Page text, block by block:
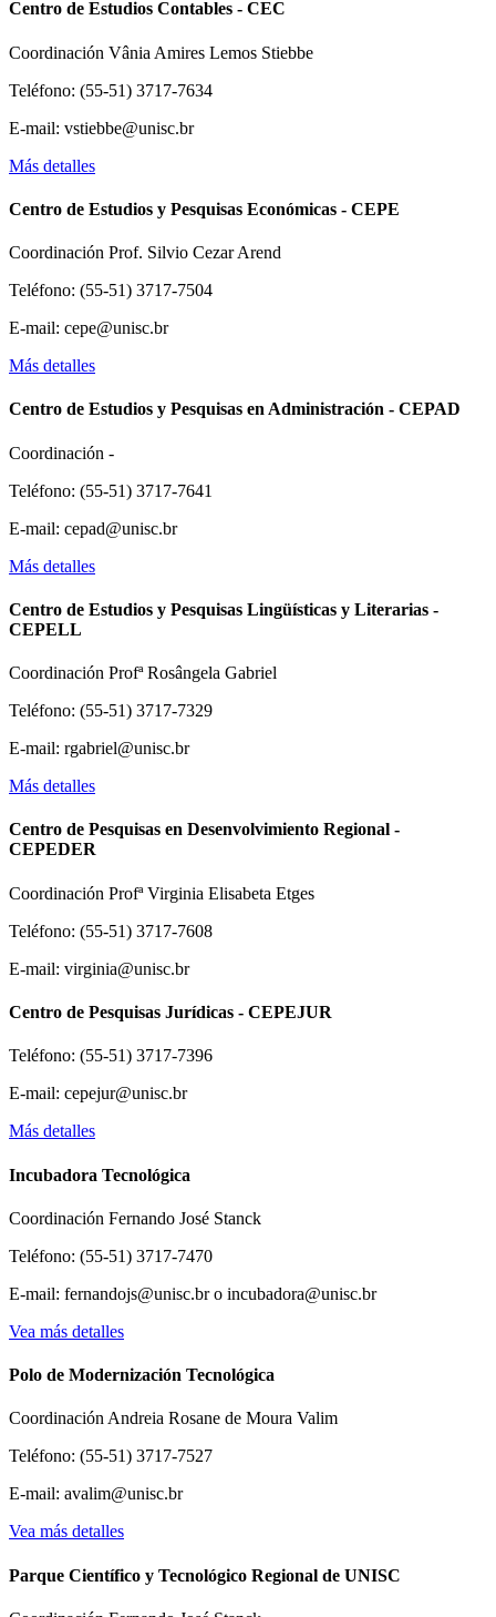
Centro de Estudios Contables - CEC
Coordinación Vânia Amires Lemos Stiebbe
Teléfono: (55-51) 3717-7634
E-mail: vstiebbe@unisc.br
Más detalles
Centro de Estudios y Pesquisas Económicas - CEPE
Coordinación Prof. Silvio Cezar Arend
Teléfono: (55-51) 3717-7504
E-mail: cepe@unisc.br
Más detalles
Centro de Estudios y Pesquisas en Administración - CEPAD
Coordinación -
Teléfono: (55-51) 3717-7641
E-mail: cepad@unisc.br
Más detalles
Centro de Estudios y Pesquisas Lingüísticas y Literarias -
CEPELL
Coordinación Profª Rosângela Gabriel
Teléfono: (55-51) 3717-7329
E-mail: rgabriel@unisc.br
Más detalles
Centro de Pesquisas en Desenvolvimiento Regional -
CEPEDER
Coordinación Profª Virginia Elisabeta Etges
Teléfono: (55-51) 3717-7608
E-mail: virginia@unisc.br
Centro de Pesquisas Jurídicas - CEPEJUR
Teléfono: (55-51) 3717-7396
E-mail: cepejur@unisc.br
Más detalles
Incubadora Tecnológica
Coordinación Fernando José Stanck
Teléfono: (55-51) 3717-7470
E-mail: fernandojs@unisc.br o incubadora@unisc.br
Vea más detalles
Polo de Modernización Tecnológica
Coordinación Andreia Rosane de Moura Valim
Teléfono: (55-51) 3717-7527
E-mail: avalim@unisc.br
Vea más detalles
Parque Científico y Tecnológico Regional de UNISC